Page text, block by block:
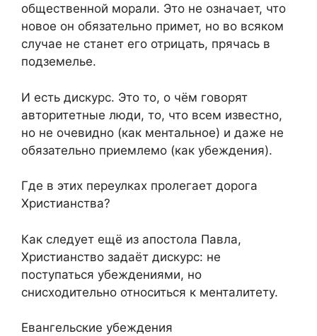
общественной морали. Это не означает, что
новое он обязательно примет, но во всяком
случае не станет его отрицать, прячась в
подземелье.
И есть дискурс. Это то, о чём говорят
авторитетные люди, то, что всем известно,
но не очевидно (как ментальное) и даже не
обязательно приемлемо (как убеждения).
Где в этих переулках пролегает дорога
Христианства?
Как следует ещё из апостола Павла,
Христианство задаёт дискурс: не
поступаться убеждениями, но
снисходительно относиться к менталитету.
Евангельские убеждения